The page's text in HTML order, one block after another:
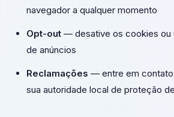
navegador a qualquer momento
Opt-out — desative os cookies ou
de anúncios
Reclamações — entre em
sua autoridade local de proteção